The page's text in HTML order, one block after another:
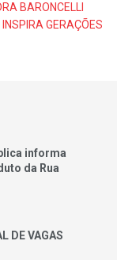
BARONCELLI
GERAÇÕES
informa
da Rua
DE VAGAS